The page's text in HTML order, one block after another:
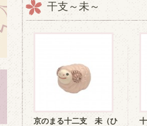
干支～未～
京のまる十二支 未（ひ